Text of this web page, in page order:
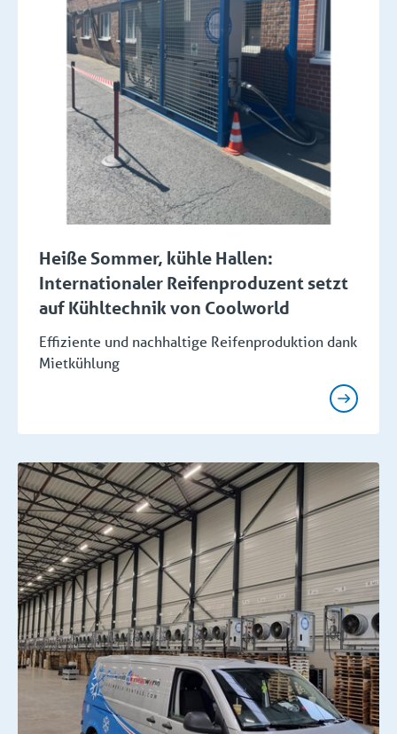
Heiße Sommer, kühle Hallen:
Internationaler Reifenproduzent setzt
auf Kühltechnik von Coolworld
Effiziente und nachhaltige Reifenproduktion dank
Mietkühlung